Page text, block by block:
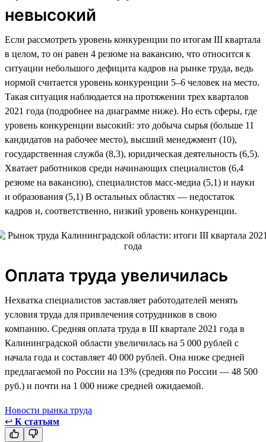
невысокий
Если рассмотреть уровень конкуренции по итогам III квартала
в целом, то он равен 4 резюме на вакансию, что относится к
ситуации небольшого дефицита кадров на рынке труда, ведь
нормой считается уровень конкуренции 5–6 человек на место.
Такая ситуация наблюдается на протяжении трех кварталов
2021 года (подробнее на диаграмме ниже). Но есть сферы, где
уровень конкуренции высокий: это добыча сырья (больше 11
кандидатов на рабочее место), высший менеджмент (10),
государственная служба (8,3), юридическая деятельность (6,5).
Хватает работников среди начинающих специалистов (6,4
резюме на вакансию), специалистов масс-медиа (5,1) и науки
и образования (5,1) В остальных областях — недостаток
кадров и, соответственно, низкий уровень конкуренции.
Оплата труда увеличилась
Нехватка специалистов заставляет работодателей менять
условия труда для привлечения сотрудников в свою
компанию. Средняя оплата труда в III квартале 2021 года в
Калининградской области увеличилась на 5 000 рублей с
начала года и составляет 40 000 рублей. Она ниже средней
предлагаемой по России на 13% (средняя по России — 48 500
руб.) и почти на 1 000 ниже средней ожидаемой.
Новости рынка труда
↩ К статьям